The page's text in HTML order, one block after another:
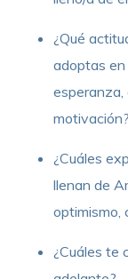
¿Qué
adoptas en
esperanza,
motivación?
¿Cuáles
llenan de
optimismo,
¿Cuáles te